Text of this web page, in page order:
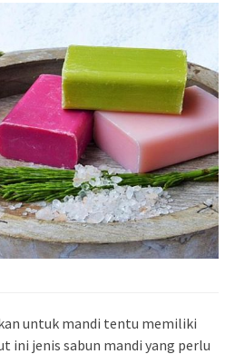
untuk mandi tentu memiliki
ini jenis sabun mandi yang perlu